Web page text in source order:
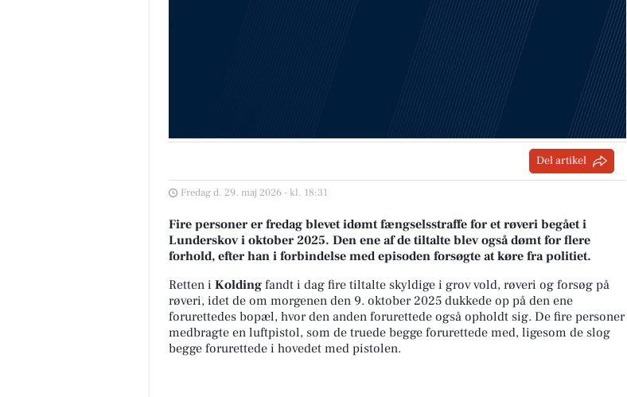
Del artikel
Fredag d. 29. maj 2026 - kl. 18:31
Fire personer er fredag blevet idømt fængselsstraffe for et røveri begået i
Lunderskov i oktober 2025. Den ene af de tiltalte blev også dømt for flere
forhold, efter han i forbindelse med episoden forsøgte at køre fra politiet.
Retten i Kolding fandt i dag fire tiltalte skyldige i grov vold, røveri og forsøg på
røveri, idet de om morgenen den 9. oktober 2025 dukkede op på den ene
forurettedes bopæl, hvor den anden forurettede også opholdt sig. De fire personer
medbragte en luftpistol, som de truede begge forurettede med, ligesom de slog
begge forurettede i hovedet med pistolen.